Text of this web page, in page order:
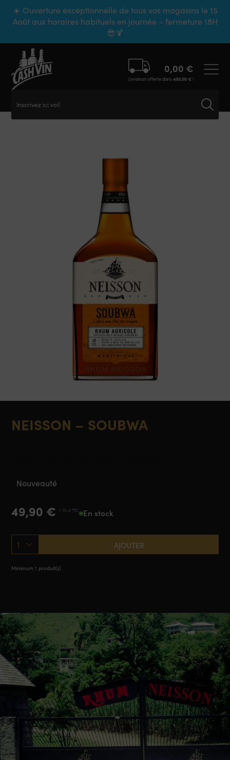
☀️ Ouverture exceptionnelle de tous vos magasins le 15
Août aux horaires habituels en journée – fermeture 18H
😎🍹
Inscrivez ici votre
0,00 €
Livraison offerte dans450,00 €!
NEISSON – SOUBWA
49,90 € / 70 cl TTC En stock
1 AJOUTER
Minimum 1 produit(s)
Nouveauté
Panneau de gestion des cookies